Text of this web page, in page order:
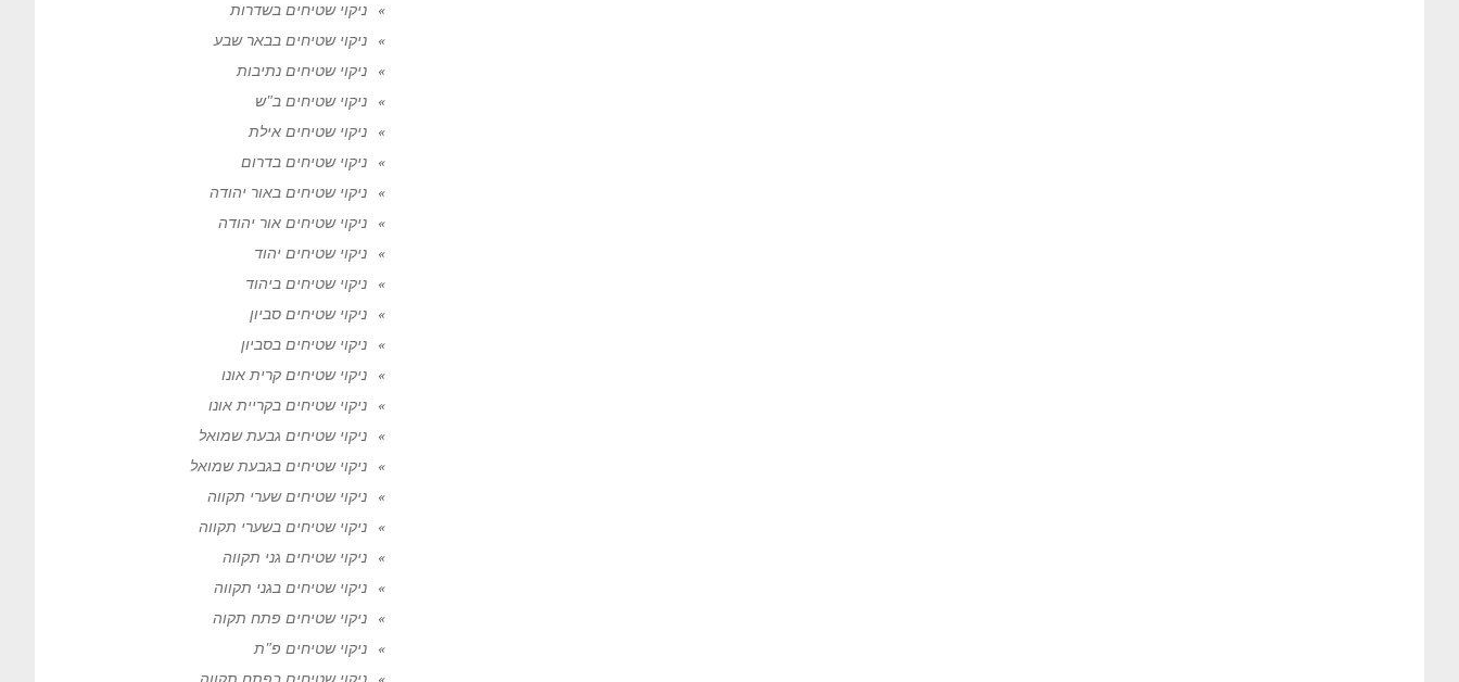
ניקוי שטיחים בשדרות
ניקוי שטיחים בבאר שבע
ניקוי שטיחים נתיבות
ניקוי שטיחים ב"ש
ניקוי שטיחים אילת
ניקוי שטיחים בדרום
ניקוי שטיחים באור יהודה
ניקוי שטיחים אור יהודה
ניקוי שטיחים יהוד
ניקוי שטיחים ביהוד
ניקוי שטיחים סביון
ניקוי שטיחים בסביון
ניקוי שטיחים קרית אונו
ניקוי שטיחים בקריית אונו
ניקוי שטיחים גבעת שמואל
ניקוי שטיחים בגבעת שמואל
ניקוי שטיחים שערי תקווה
ניקוי שטיחים בשערי תקווה
ניקוי שטיחים גני תקווה
ניקוי שטיחים בגני תקווה
ניקוי שטיחים פתח תקוה
ניקוי שטיחים פ"ת